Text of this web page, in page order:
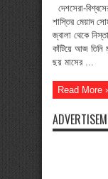
দেশসেরা-
শাস্তির মেয়াদ
জ্বালা থেকে
কাঁটিয়ে আজ
ছয় মাসের ...
Read More